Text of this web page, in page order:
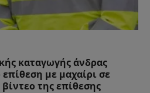
καταγωγής άνδρας
με μαχαίρι σε
της επίθεσης